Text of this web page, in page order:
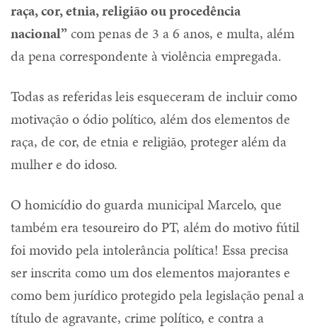
raça, cor, etnia, religião ou procedência
nacional”com penas de 3 a 6 anos, e multa, além
da pena correspondente à violência empregada.
Todas as referidas leis esqueceram de incluir como
motivação o ódio político, além dos elementos de
raça, de cor, de etnia e religião, proteger além da
mulher e do idoso.
O homicídio do guarda municipal Marcelo, que
também era tesoureiro do PT, além do motivo fútil
foi movido pela intolerância política! Essa precisa
ser inscrita como um dos elementos majorantes e
como bem jurídico protegido pela legislação penal a
título de agravante, crime político, e contra a